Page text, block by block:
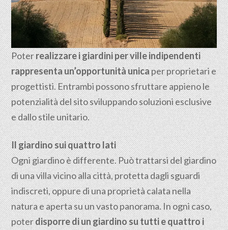
Poterrealizzare i giardini per ville indipendenti
rappresenta un’opportunità unicaper proprietari e
progettisti. Entrambi possono sfruttare appieno le
potenzialità del sito sviluppando soluzioni esclusive
e dallo stile unitario.
Il giardino sui quattro lati
Ogni giardino è differente. Può trattarsi del giardino
di una villa vicino alla città, protetta dagli sguardi
indiscreti, oppure di una proprietà calata nella
natura e aperta su un vasto panorama. In ogni caso,
poterdisporre di un giardino su tutti e quattro i